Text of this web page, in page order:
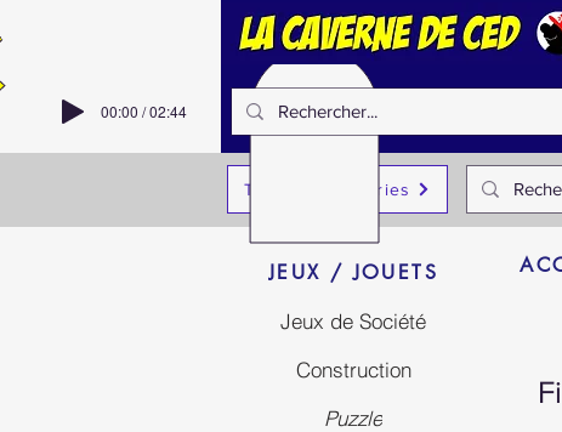
00:00 / 02:44
Toutes Catégories
JEUX / JOUETS
Jeux de Société
Construction
Puzzle